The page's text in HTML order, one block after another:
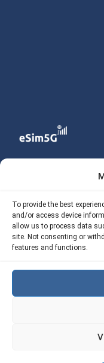
To provide the best
and/or access device
allow us to process data
site. Not consenting or
features and functions.
Your Tickets
免费eSIM流量计算器
我们的 API
eSIM5G 退款政策